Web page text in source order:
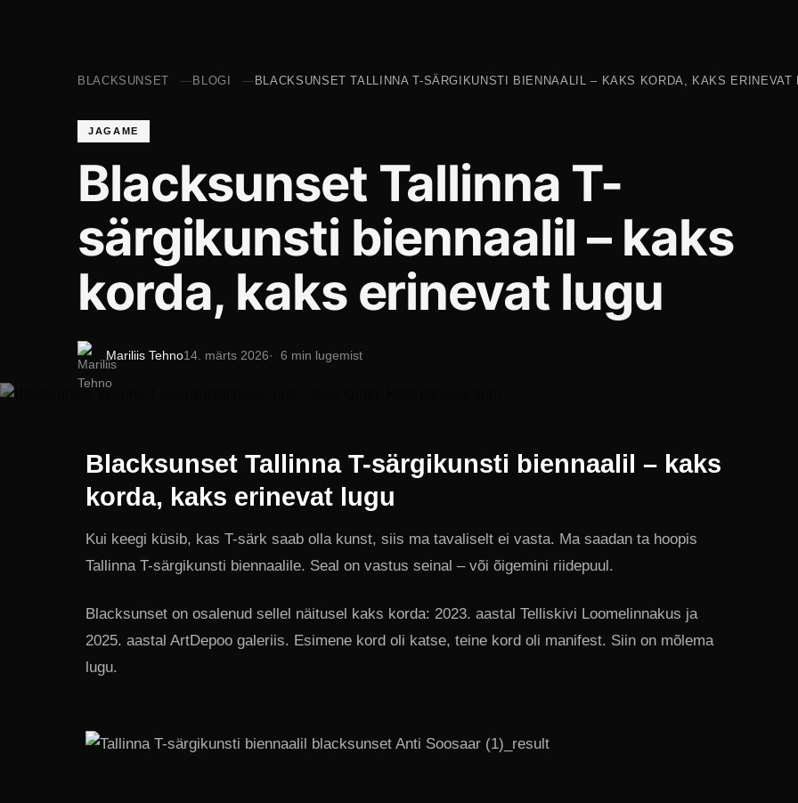
BLACKSUNSET BLOGI BLACKSUNSET TALLINNA T-SÄRGIKUNSTI BIENNAALIL – KAKS KORDA, KAKS ERINEVAT
JAGAME
Blacksunset Tallinna T-
särgikunsti biennaalil – kaks
korda, kaks erinevat lugu
Mariliis Tehno14. märts 2026 6 min lugemist
Blacksunset Tallinna T-särgikunsti biennaalil – kaks
korda, kaks erinevat lugu
Kui keegi küsib, kas T-särk saab olla kunst, siis ma tavaliselt ei vasta. Ma saadan ta hoopis
Tallinna T-särgikunsti biennaalile. Seal on vastus seinal – või õigemini riidepuul.
Blacksunset on osalenud sellel näitusel kaks korda: 2023. aastal Telliskivi Loomelinnakus ja
2025. aastal ArtDepoo galeriis. Esimene kord oli katse, teine kord oli manifest. Siin on mõlema
lugu.